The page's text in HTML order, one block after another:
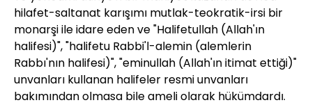
hilafet-saltanat karışımı mutlak-teokratik-irsi bir
monarşi ile idare eden ve "Halifetullah (Allah'ın
halifesi)", "halifetu Rabbi'l-alemin (alemlerin
Rabbı'nın halifesi)", "eminullah (Allah'ın itimat ettiği)"
unvanları kullanan halifeler resmi unvanları
bakımından olmasa bile ameli olarak hükümdardı.